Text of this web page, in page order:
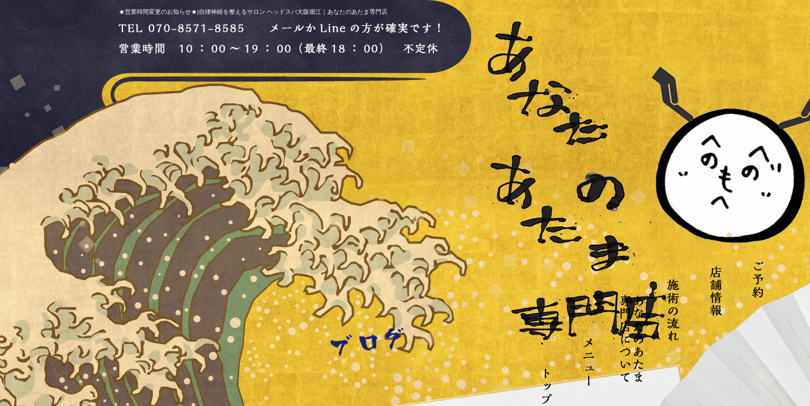
★営業時間変更のお知らせ★|自律神経を整えるサロン ヘッドスパ大阪堀江｜あなたのあたま専門店